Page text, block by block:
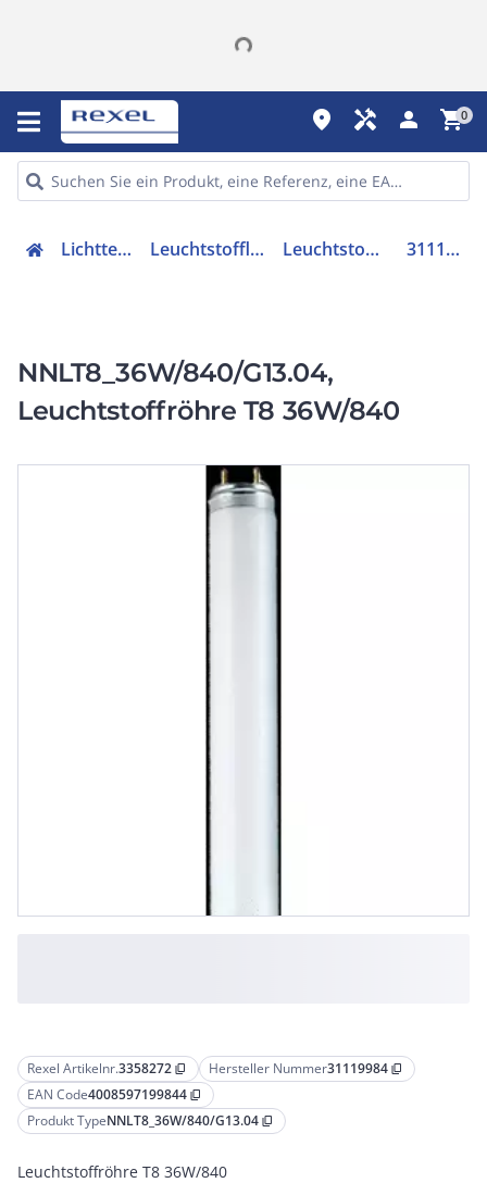
place handyman person shopping_cart0
Lichttechnik Leuchtstofflampen Leuchtstofflampe 31119984
NNLT8_36W/840/G13.04,
Leuchtstoffröhre T8 36W/840
Rexel Artikelnr.3358272 content_copy Hersteller Nummer31119984 content_copy
EAN Code4008597199844 content_copy
Produkt TypeNNLT8_36W/840/G13.04 content_copy
Leuchtstoffröhre T8 36W/840